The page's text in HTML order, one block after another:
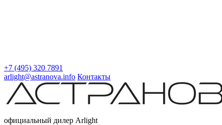
+7 (495) 320 7891
arlight@astranova.info Контакты
официальный дилер Arlight